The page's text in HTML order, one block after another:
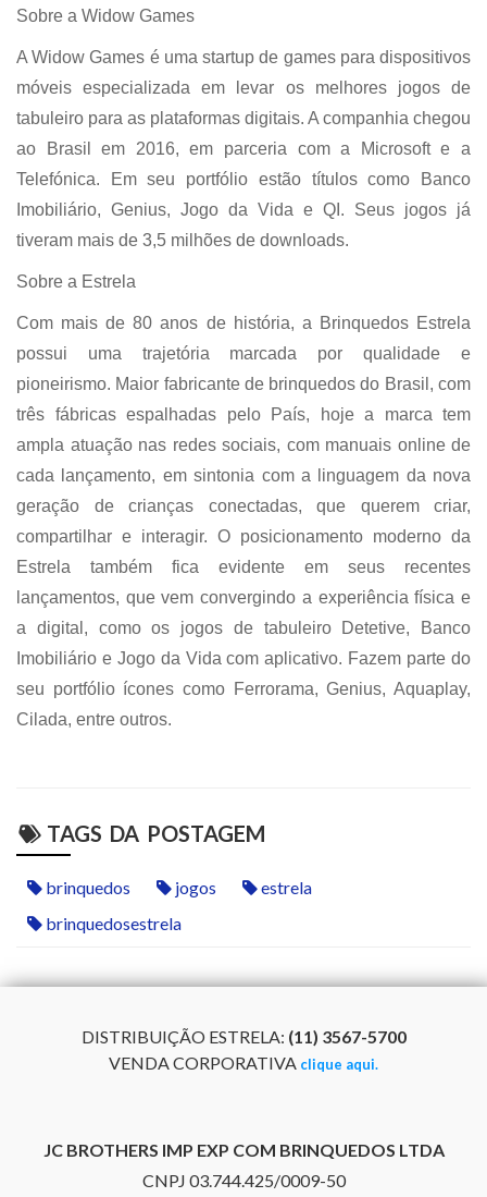
Sobre a Widow Games
A Widow Games é uma startup de games para dispositivos
móveis especializada em levar os melhores jogos de
tabuleiro para as plataformas digitais. A companhia chegou
ao Brasil em 2016, em parceria com a Microsoft e a
Telefónica. Em seu portfólio estão títulos como Banco
Imobiliário, Genius, Jogo da Vida e QI. Seus jogos já
tiveram mais de 3,5 milhões de downloads.
Sobre a Estrela
Com mais de 80 anos de história, a Brinquedos Estrela
possui uma trajetória marcada por qualidade e
pioneirismo. Maior fabricante de brinquedos do Brasil, com
três fábricas espalhadas pelo País, hoje a marca tem
ampla atuação nas redes sociais, com manuais online de
cada lançamento, em sintonia com a linguagem da nova
geração de crianças conectadas, que querem criar,
compartilhar e interagir. O posicionamento moderno da
Estrela também fica evidente em seus recentes
lançamentos, que vem convergindo a experiência física e
a digital, como os jogos de tabuleiro Detetive, Banco
Imobiliário e Jogo da Vida com aplicativo. Fazem parte do
seu portfólio ícones como Ferrorama, Genius, Aquaplay,
Cilada, entre outros.
TAGS DA POSTAGEM
brinquedos jogos
estrela
brinquedosestrela
DISTRIBUIÇÃO ESTRELA: (11) 3567-5700
VENDA CORPORATIVA clique aqui.
JC BROTHERS IMP EXP COM BRINQUEDOS LTDA
CNPJ 03.744.425/0009-50